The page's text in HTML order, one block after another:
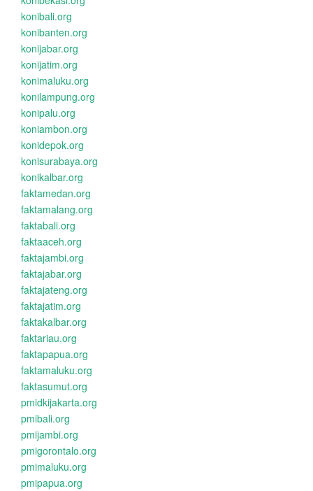
konibali.org
konibanten.org
konijabar.org
konijatim.org
konimaluku.org
konilampung.org
konipalu.org
koniambon.org
konidepok.org
konisurabaya.org
konikalbar.org
faktamedan.org
faktamalang.org
faktabali.org
faktaaceh.org
faktajambi.org
faktajabar.org
faktajateng.org
faktajatim.org
faktakalbar.org
faktariau.org
faktapapua.org
faktamaluku.org
faktasumut.org
pmidkijakarta.org
pmibali.org
pmijambi.org
pmigorontalo.org
pmimaluku.org
pmipapua.org